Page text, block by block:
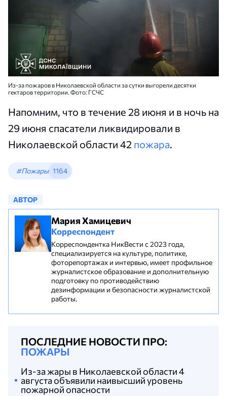
Из-за пожаров в Николаевской области за сутки выгорели десятки
гектаров территории. Фото: ГСЧС
Напомним, что в течение 28 июня и в ночь на
29 июня спасатели ликвидировали в
Николаевской области 42 пожара.
#Пожары 1164
АВТОР
Мария Хамицевич
Корреспондент
Корреспондентка НикВести с 2023 года,
специализируется на культуре, политике,
фоторепортажах и интервью, имеет профильное
журналистское образование и дополнительную
подготовку по противодействию
дезинформации и безопасности журналистской
работы.
ПОСЛЕДНИЕ НОВОСТИ ПРО:
ПОЖАРЫ
Из-за жары в Николаевской области 4
августа объявили наивысший уровень
пожарной опасности